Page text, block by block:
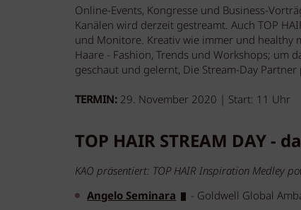
Online-Events, Kongresse und Business-
Kanälen wird derzeit gestreamt. Auch TOP
und Monitore. Kreativ wie immer und healthy
Haare - Fashion, Trends und Workshops; um
geschaut und gelernt, Die Stream-Day
TERMIN:29. November 2020 | Start: 11 Uhr
TOP HAIR STREAM DAY -
KAO präsentiert: TOP HAIR Inspiration Medley
Angelo Seminara
- Goldwell Global